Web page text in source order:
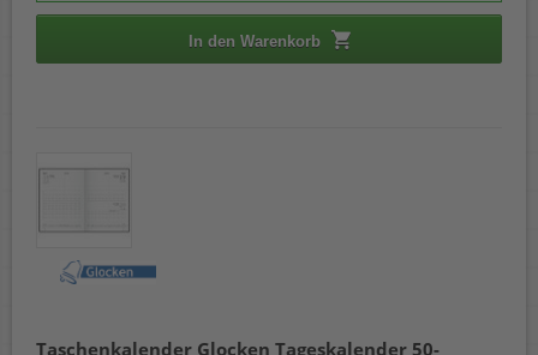
In den Warenkorb
Taschenkalender Glocken Tageskalender 50-